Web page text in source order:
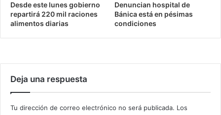
Desde este lunes gobierno
repartirá 220 mil raciones
alimentos diarias
Denuncian hospital de
Bánica está en pésimas
condiciones
Deja una respuesta
Tu dirección de correo electrónico no será publicada. Los